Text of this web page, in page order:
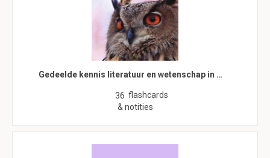
Gedeelde kennis literatuur en wetenschap in …
36 flashcards
& notities